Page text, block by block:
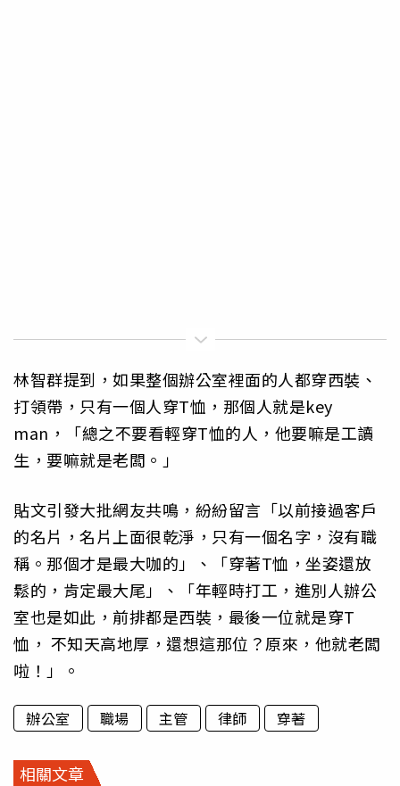
林智群提到，如果整個辦公室裡面的人都穿西裝、
打領帶，只有一個人穿T恤，那個人就是key
man，「總之不要看輕穿T恤的人，他要嘛是工讀
生，要嘛就是老闆。」
貼文引發大批網友共鳴，紛紛留言「以前接過客戶
的名片，名片上面很乾淨，只有一個名字，沒有職
稱。那個才是最大咖的」、「穿著T恤，坐姿還放
鬆的，肯定最大尾」、「年輕時打工，進別人辦公
室也是如此，前排都是西裝，最後一位就是穿T
恤， 不知天高地厚，還想這那位？原來，他就老闆
啦！」。
辦公室 職場 主管 律師 穿著
相關文章